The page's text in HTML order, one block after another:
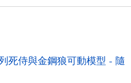
死侍與金鋼狼可動模型 - 隨